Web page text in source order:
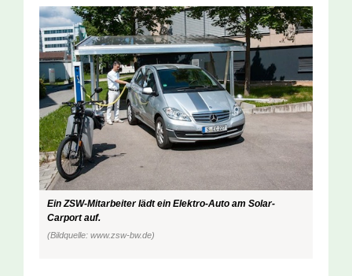
Ein ZSW-Mitarbeiter lädt ein Elektro-Auto am Solar-
Carport auf.
(Bildquelle: www.zsw-bw.de)